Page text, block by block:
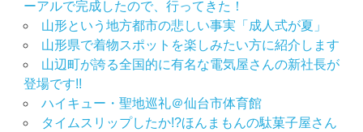
ーアルで完成したので、行ってきた！
山形という地方都市の悲しい事実「成人式が夏」
山形県で着物スポットを楽しみたい方に紹介します
山辺町が誇る全国的に有名な電気屋さんの新社長が
登場です!!
ハイキュー・聖地巡礼＠仙台市体育館
タイムスリップしたか!?ほんまもんの駄菓子屋さん